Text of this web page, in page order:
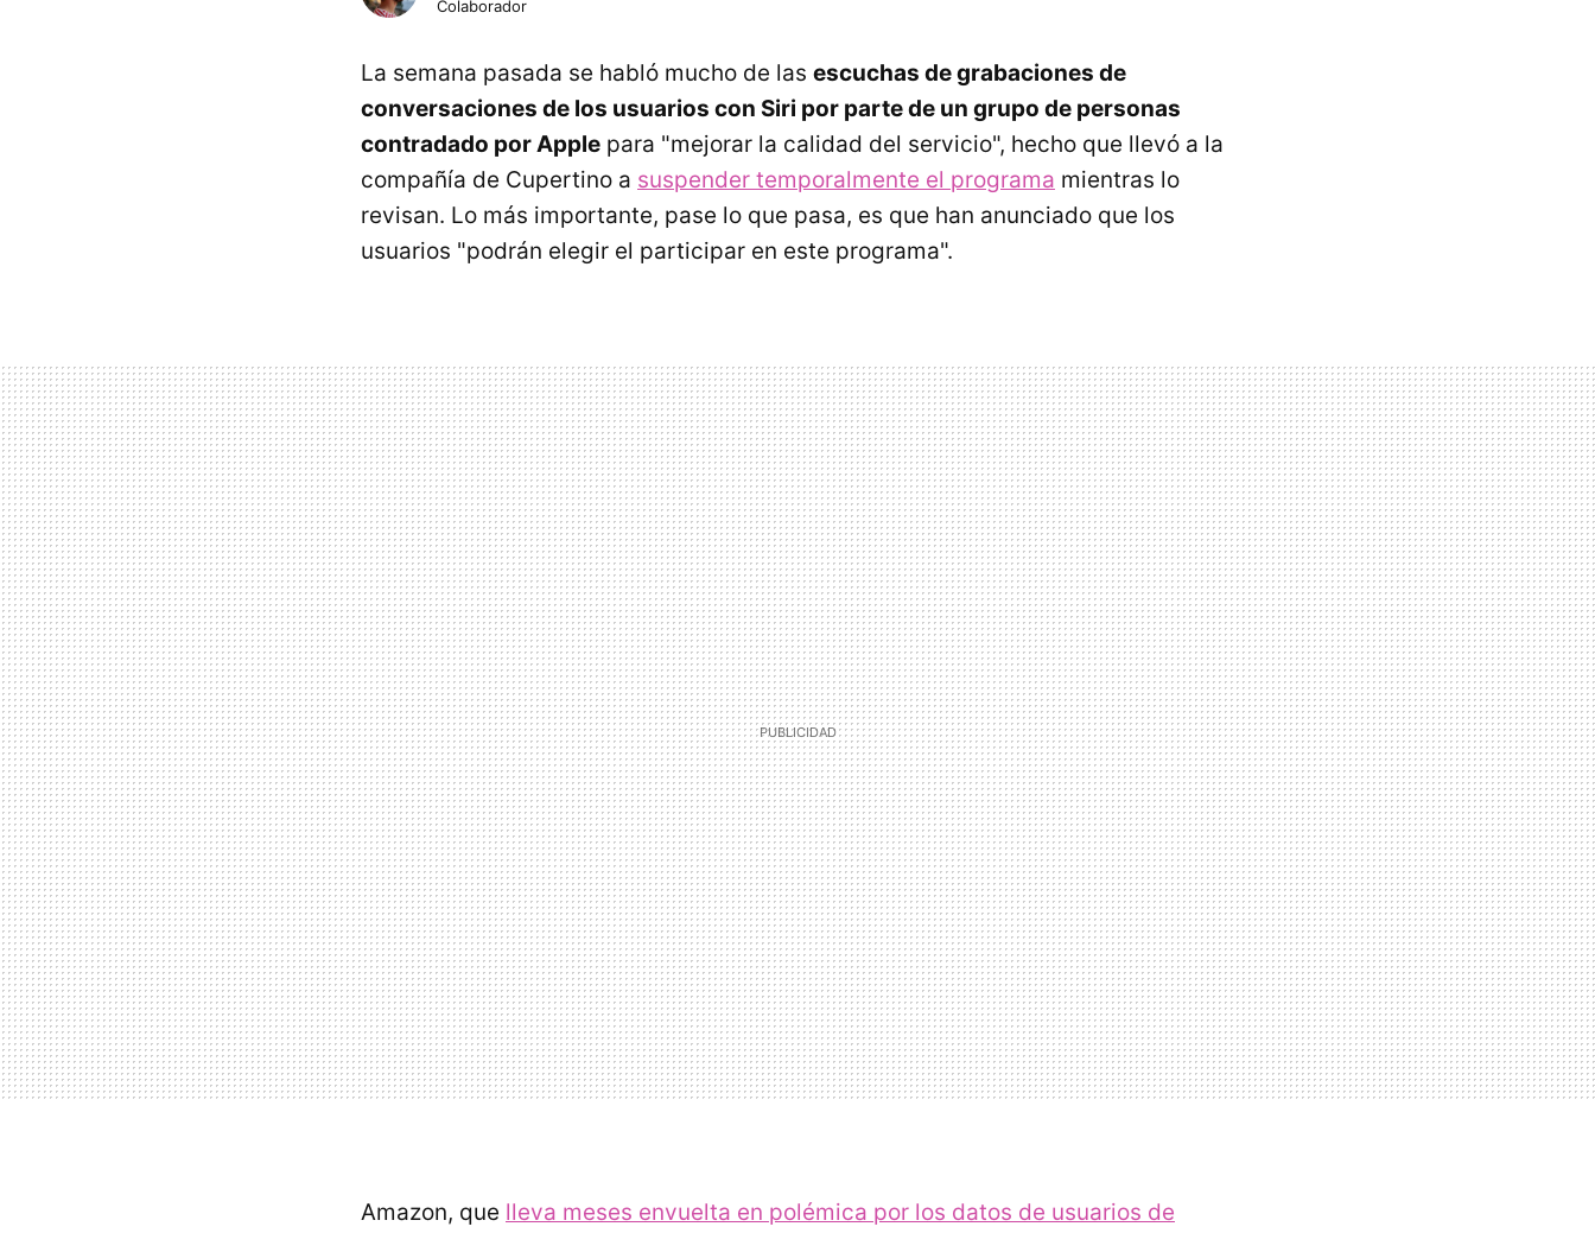
Colaborador
La semana pasada se habló mucho de las escuchas de grabaciones de
conversaciones de los usuarios con Siri por parte de un grupo de personas
contradado por Apple para "mejorar la calidad del servicio", hecho que llevó a la
compañía de Cupertino a suspender temporalmente el programa mientras lo
revisan. Lo más importante, pase lo que pasa, es que han anunciado que los
usuarios "podrán elegir el participar en este programa".
Amazon, que lleva meses envuelta en polémica por los datos de usuarios de